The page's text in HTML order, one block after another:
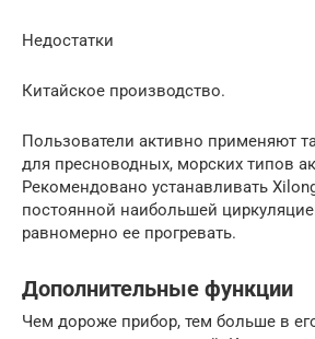
Недостатки
Китайское производство.
Пользователи активно применяют
для пресноводных, морских типов
Рекомендовано устанавливать
постоянной наибольшей
равномерно ее прогревать.
Дополнительные функции
Чем дороже прибор, тем больше в